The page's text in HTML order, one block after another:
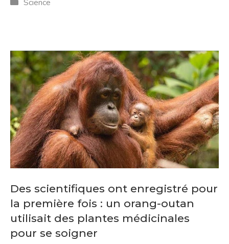
Science
Des scientifiques ont enregistré pour
la première fois : un orang-outan
utilisait des plantes médicinales
pour se soigner